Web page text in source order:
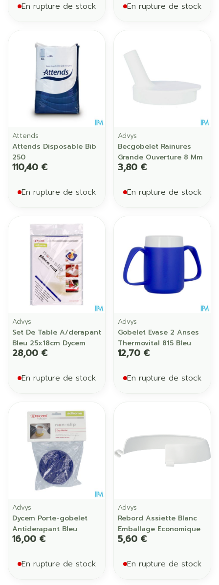
En rupture de stock En rupture de stock
Attends
Attends Disposable Bib
250
110,40 €
En rupture de stock
Advys
Becgobelet Rainures
Grande Ouverture 8 Mm
3,80 €
En rupture de stock
Advys
Set De Table A/derapant
Bleu 25x18cm Dycem
28,00 €
En rupture de stock
Advys
Gobelet Evase 2 Anses
Thermovital 815 Bleu
12,70 €
En rupture de stock
Advys
Dycem Porte-gobelet
Antiderapant Bleu
16,00 €
En rupture de stock
Advys
Rebord Assiette Blanc
Emballage Economique
5,60 €
En rupture de stock